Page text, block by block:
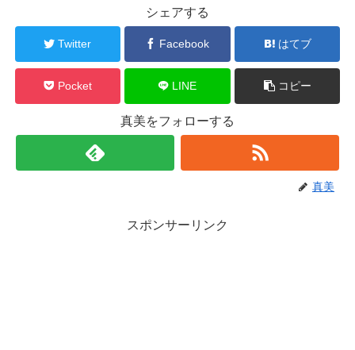
シェアする
Twitter Facebook はてブ
Pocket LINE コピー
真美をフォローする
真美
スポンサーリンク